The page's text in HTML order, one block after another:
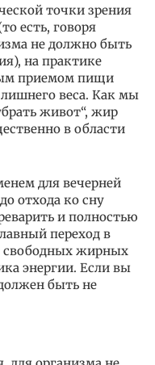
точки зрения
есть, говоря
не должно быть
на практике
приемом пищи
веса. Как мы
живот“, жир
в области
для вечерней
отхода ко сну
и полностью
переход в
свободных жирных
энергии. Если вы
быть не